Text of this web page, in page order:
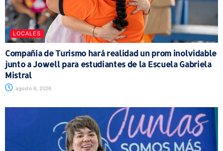
LOCALES
Compañía de Turismo hará realidad un prom inolvidable
junto a Jowell para estudiantes de la Escuela Gabriela
Mistral
agosto 6, 2026